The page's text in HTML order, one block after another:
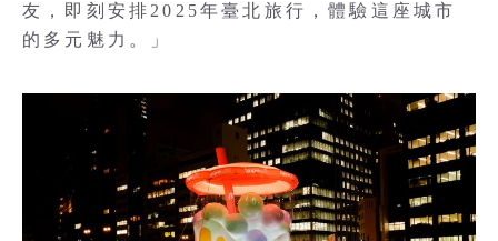
友，即刻安排2025年臺北旅行，體驗這座城市
的多元魅力。」